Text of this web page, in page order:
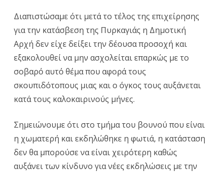
Διαπιστώσαμε ότι μετά το τέλος της επιχείρησης
για την κατάσβεση της Πυρκαγιάς η Δημοτική
Αρχή δεν είχε δείξει την δέουσα προσοχή και
εξακολουθεί να μην ασχολείται επαρκώς με το
σοβαρό αυτό θέμα που αφορά τους
σκουπιδότοπους μιας και ο όγκος τους αυξάνεται
κατά τους καλοκαιρινούς μήνες.
Σημειώνουμε ότι στο τμήμα του βουνού που είναι
η χωματερή και εκδηλώθηκε η φωτιά, η κατάσταση
δεν θα μπορούσε να είναι χειρότερη καθώς
αυξάνει των κίνδυνο για νέες εκδηλώσεις με την